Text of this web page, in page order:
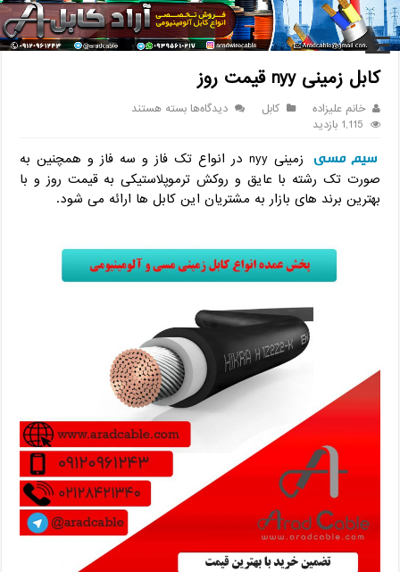
خانه / کابل / کابل زمینی nyy قیمت روز
کابل زمینی nyy قیمت روز
خانم علیزاده کابل دیدگاه‌هابرای
nyy
قیمت
روز
بسته هستند
1,115 بازدید
سیم مسی
زمینی nyy در انواع تک فاز و سه فاز و همچنین به
صورت تک رشته با عایق و روکش ترموپلاستیکی به قیمت روز و با
بهترین برند های بازار به مشتریان این کابل ها ارائه می شود.